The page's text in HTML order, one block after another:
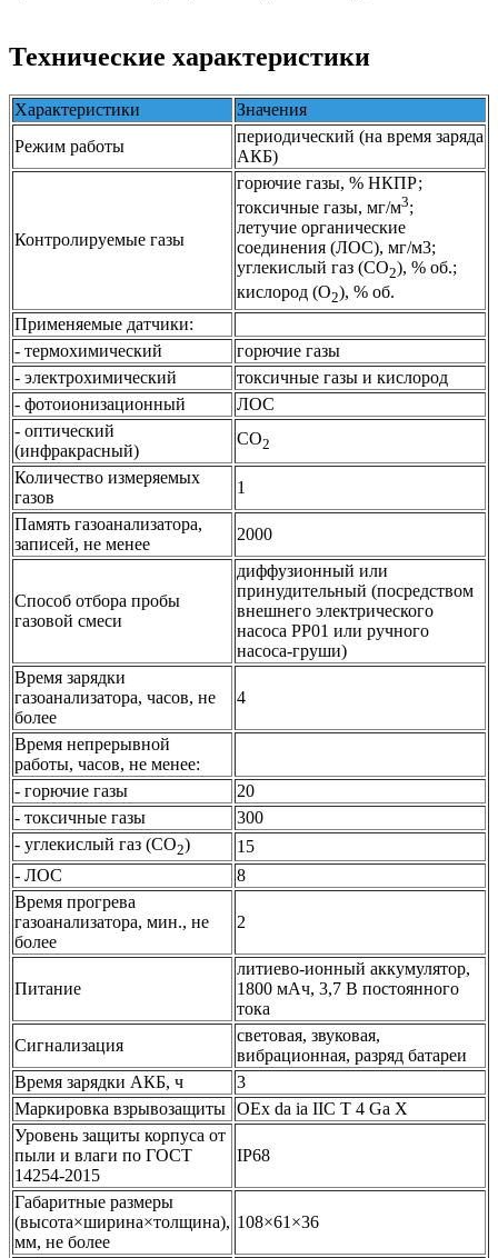
Технические характеристики
Характеристики
Значения
Режим работы
периодический (на время заряда
АКБ)
Контролируемые газы
горючие газы, % НКПР;
токсичные газы, мг/м3;
летучие органические
соединения (ЛОС), мг/м3;
углекислый газ (CO2), % об.;
кислород (O2), % об.
Применяемые датчики:
- термохимический
горючие газы
- электрохимический
токсичные газы и кислород
- фотоионизационный
ЛОС
- оптический
(инфракрасный)
CO2
Количество измеряемых
газов
1
Память газоанализатора,
записей, не менее
2000
Способ отбора пробы
газовой смеси
диффузионный или
принудительный (посредством
внешнего электрического
насоса РР01 или ручного
насоса-груши)
Время зарядки
газоанализатора, часов, не
более
4
Время непрерывной
работы, часов, не менее:
- горючие газы
20
- токсичные газы
300
- углекислый газ (CO2)
15
- ЛОС
8
Время прогрева
газоанализатора, мин., не
более
2
Питание
литиево-ионный аккумулятор,
1800 мАч, 3,7 В постоянного
тока
Сигнализация
световая, звуковая,
вибрационная, разряд батареи
Время зарядки АКБ, ч
3
Маркировка взрывозащиты ОЕх da ia IIC Т 4 Ga Х
Уровень защиты корпуса от
пыли и влаги по ГОСТ
14254-2015
IP68
Габаритные размеры
(высота×ширина×толщина),
мм, не более
108×61×36